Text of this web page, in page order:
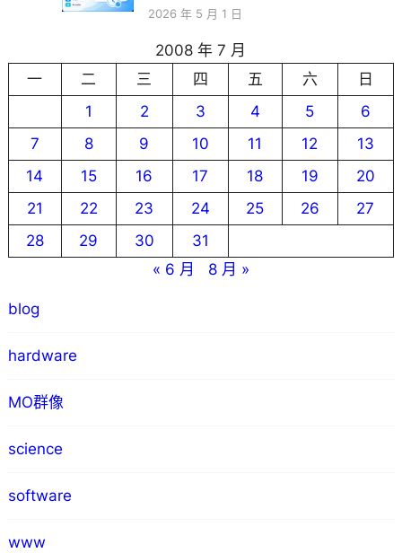
2026 年 5 月 1 日
2008 年 7 月
一
二 三 四 五 六
日
1
2 3 4 5
6
7
8 9 10 11 12
13
14
15 16 17 18 19
20
21
22 23 24 25 26
27
28
29 30
31
« 6 月
8 月 »
blog
hardware
MO群像
science
software
www